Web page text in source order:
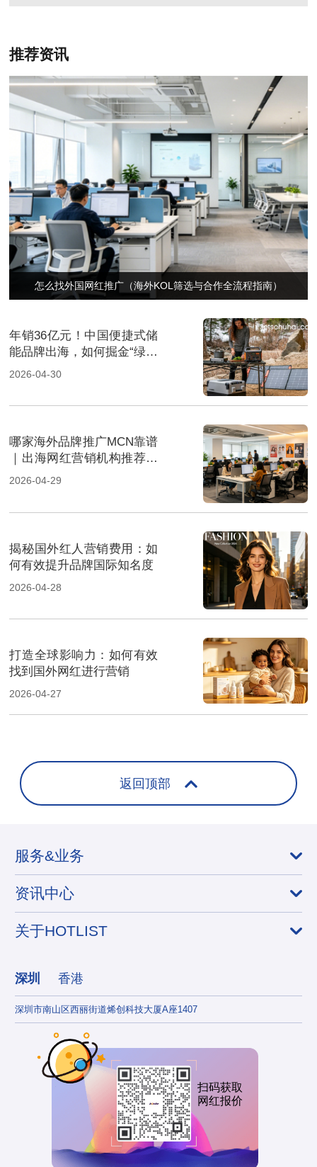
推荐资讯
怎么找外国网红推广（海外KOL筛选与合作全流程指南）
年销36亿元！中国便捷式储
能品牌出海，如何掘金“绿色
经济”新风口
2026-04-30
哪家海外品牌推广MCN靠谱
｜出海网红营销机构推荐指
南
2026-04-29
揭秘国外红人营销费用：如
何有效提升品牌国际知名度
2026-04-28
打造全球影响力：如何有效
找到国外网红进行营销
2026-04-27
返回顶部
服务&业务
资讯中心
关于HOTLIST
深圳 香港
深圳市南山区西丽街道烯创科技大厦A座1407
扫码获取
网红报价